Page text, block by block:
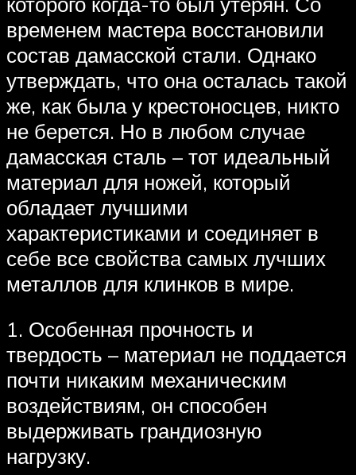
временем мастера восстановили
состав дамасской стали. Однако
утверждать, что она осталась такой
же, как была у крестоносцев, никто
не берется. Но в любом случае
дамасская сталь – тот идеальный
материал для ножей, который
обладает лучшими
характеристиками и соединяет в
себе все свойства самых лучших
металлов для клинков в мире.
1. Особенная прочность и
твердость – материал не поддается
почти никаким механическим
воздействиям, он способен
выдерживать грандиозную
нагрузку.